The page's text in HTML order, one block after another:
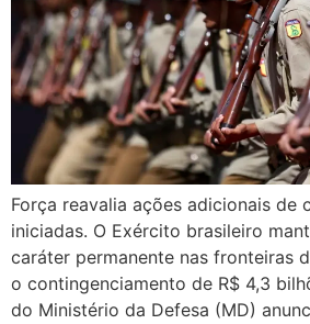
Força reavalia ações adicionais de
iniciadas. O Exército brasileiro
caráter permanente nas fronteiras
o contingenciamento de R$ 4,3
do Ministério da Defesa (MD)